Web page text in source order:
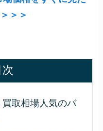
＞＞
次
取相場人気のバ